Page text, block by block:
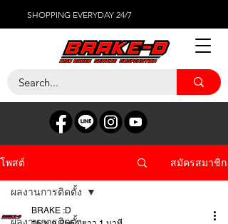
SHOPPING EVERYDAY 24/7
โพสต์ สมัครสมาชิก
ผลงานการติดตั้ง
BRAKE :D